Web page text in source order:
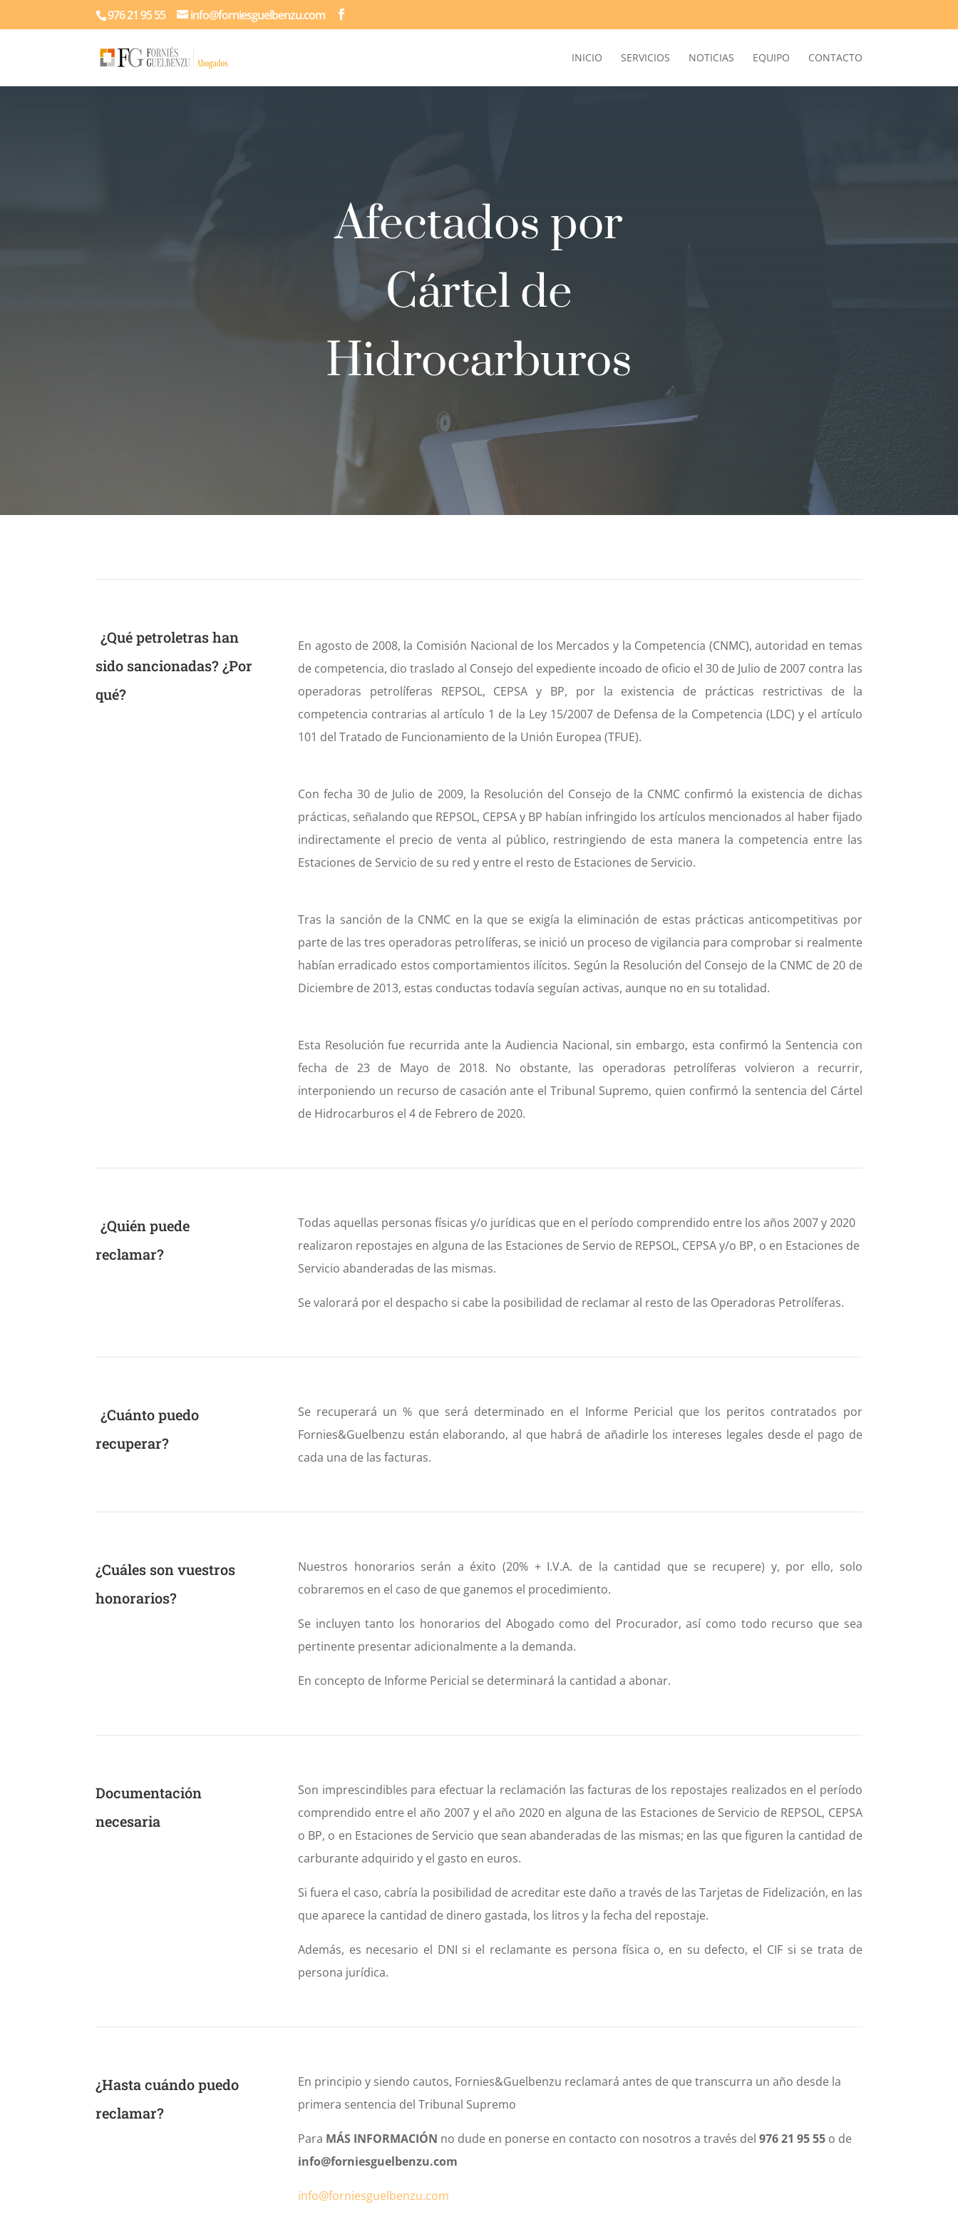
976 21 95 55 info@forniesguelbenzu.com
INICIO SERVICIOS NOTICIAS EQUIPO CONTACTO
Afectados por
Cártel de
Hidrocarburos
¿Qué petroletras han
sido sancionadas? ¿Por
qué?
En agosto de 2008, la Comisión Nacional de los Mercados y la Competencia (CNMC), autoridad en temas
de competencia, dio traslado al Consejo del expediente incoado de oficio el 30 de Julio de 2007 contra las
operadoras petrolíferas REPSOL, CEPSA y BP, por la existencia de prácticas restrictivas de la
competencia contrarias al artículo 1 de la Ley 15/2007 de Defensa de la Competencia (LDC) y el artículo
101 del Tratado de Funcionamiento de la Unión Europea (TFUE).
Con fecha 30 de Julio de 2009, la Resolución del Consejo de la CNMC confirmó la existencia de dichas
prácticas, señalando que REPSOL, CEPSA y BP habían infringido los artículos mencionados al haber fijado
indirectamente el precio de venta al público, restringiendo de esta manera la competencia entre las
Estaciones de Servicio de su red y entre el resto de Estaciones de Servicio.
Tras la sanción de la CNMC en la que se exigía la eliminación de estas prácticas anticompetitivas por
parte de las tres operadoras petrolíferas, se inició un proceso de vigilancia para comprobar si realmente
habían erradicado estos comportamientos ilícitos. Según la Resolución del Consejo de la CNMC de 20 de
Diciembre de 2013, estas conductas todavía seguían activas, aunque no en su totalidad.
Esta Resolución fue recurrida ante la Audiencia Nacional, sin embargo, esta confirmó la Sentencia con
fecha de 23 de Mayo de 2018. No obstante, las operadoras petrolíferas volvieron a recurrir,
interponiendo un recurso de casación ante el Tribunal Supremo, quien confirmó la sentencia del Cártel
de Hidrocarburos el 4 de Febrero de 2020.
¿Quién puede
reclamar?
Todas aquellas personas físicas y/o jurídicas que en el período comprendido entre los años 2007 y 2020
realizaron repostajes en alguna de las Estaciones de Servio de REPSOL, CEPSA y/o BP, o en Estaciones de
Servicio abanderadas de las mismas.
Se valorará por el despacho si cabe la posibilidad de reclamar al resto de las Operadoras Petrolíferas.
¿Cuánto puedo
recuperar?
Se recuperará un % que será determinado en el Informe Pericial que los peritos contratados por
Fornies&Guelbenzu están elaborando, al que habrá de añadirle los intereses legales desde el pago de
cada una de las facturas.
¿Cuáles son vuestros
honorarios?
Nuestros honorarios serán a éxito (20% + I.V.A. de la cantidad que se recupere) y, por ello, solo
cobraremos en el caso de que ganemos el procedimiento.
Se incluyen tanto los honorarios del Abogado como del Procurador, así como todo recurso que sea
pertinente presentar adicionalmente a la demanda.
En concepto de Informe Pericial se determinará la cantidad a abonar.
Documentación
necesaria
Son imprescindibles para efectuar la reclamación las facturas de los repostajes realizados en el período
comprendido entre el año 2007 y el año 2020 en alguna de las Estaciones de Servicio de REPSOL, CEPSA
o BP, o en Estaciones de Servicio que sean abanderadas de las mismas; en las que figuren la cantidad de
carburante adquirido y el gasto en euros.
Si fuera el caso, cabría la posibilidad de acreditar este daño a través de las Tarjetas de Fidelización, en las
que aparece la cantidad de dinero gastada, los litros y la fecha del repostaje.
Además, es necesario el DNI si el reclamante es persona física o, en su defecto, el CIF si se trata de
persona jurídica.
¿Hasta cuándo puedo
reclamar?
En principio y siendo cautos, Fornies&Guelbenzu reclamará antes de que transcurra un año desde la
primera sentencia del Tribunal Supremo
Para MÁS INFORMACIÓN no dude en ponerse en contacto con nosotros a través del 976 21 95 55 o de
info@forniesguelbenzu.com
info@forniesguelbenzu.com